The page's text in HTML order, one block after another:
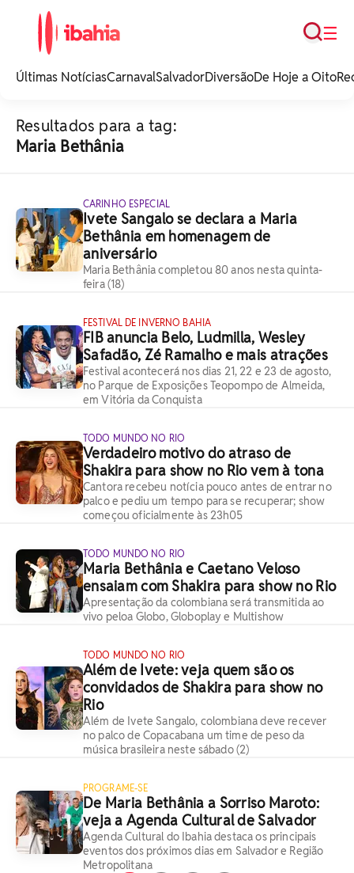
noticias e
☰
Busca
Últimas NotíciasCarnavalSalvadorDiversãoDe Hoje a Oito
Resultados para a tag:
Maria Bethânia
CARINHO ESPECIAL
Ivete Sangalo se declara a Maria
Bethânia em homenagem de
aniversário
Maria Bethânia completou 80 anos nesta quinta-
feira (18)
FESTIVAL DE INVERNO BAHIA
FIB anuncia Belo, Ludmilla, Wesley
Safadão, Zé Ramalho e mais atrações
Festival acontecerá nos dias 21, 22 e 23 de agosto,
no Parque de Exposições Teopompo de Almeida,
em Vitória da Conquista
TODO MUNDO NO RIO
Verdadeiro motivo do atraso de
Shakira para show no Rio vem à tona
Cantora recebeu notícia pouco antes de entrar no
palco e pediu um tempo para se recuperar; show
começou oficialmente às 23h05
TODO MUNDO NO RIO
Maria Bethânia e Caetano Veloso
ensaiam com Shakira para show no Rio
Apresentação da colombiana será transmitida ao
vivo peloa Globo, Globoplay e Multishow
TODO MUNDO NO RIO
Além de Ivete: veja quem são os
convidados de Shakira para show no
Rio
Além de Ivete Sangalo, colombiana deve recever
no palco de Copacabana um time de peso da
música brasileira neste sábado (2)
PROGRAME-SE
De Maria Bethânia a Sorriso Maroto:
veja a Agenda Cultural de Salvador
Agenda Cultural do Ibahia destaca os principais
eventos dos próximos dias em Salvador e Região
Metropolitana